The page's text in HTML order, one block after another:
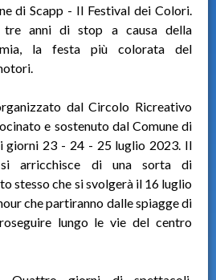
di Scapp - Il Festival dei Colori.
tre anni di stop a causa della
la festa più colorata del
dal Circolo Ricreativo
e sostenuto dal Comune di
giorni 23 - 24 - 25 luglio 2023. Il
si arricchisce di una sorta di
stesso che si svolgerà il 16 luglio
che partiranno dalle spiagge di
lungo le vie del centro